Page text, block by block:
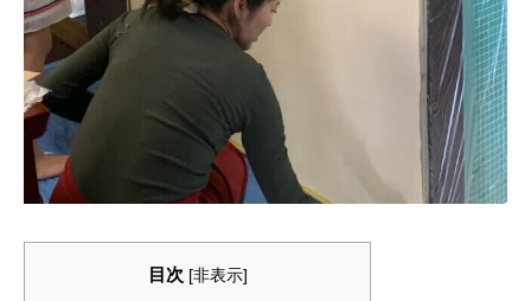
目次 [非表示]